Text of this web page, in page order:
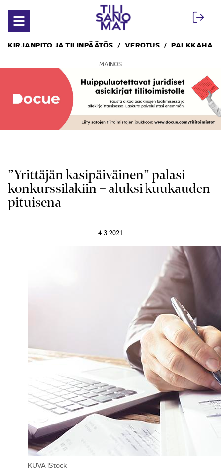
Avaa valikko
KIRJANPITO JA TILINPÄÄTÖS VEROTUS
MAINOS
”Yrittäjän kasi­päiväinen” palasi
konkurssi­lakiin – aluksi kuukauden
pituisena
4.3.2021
KUVA iStock